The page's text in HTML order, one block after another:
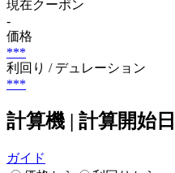
現在クーポン
-
価格
***
利回り / デュレーション
***
計算機 | 計算開始日
ガイド